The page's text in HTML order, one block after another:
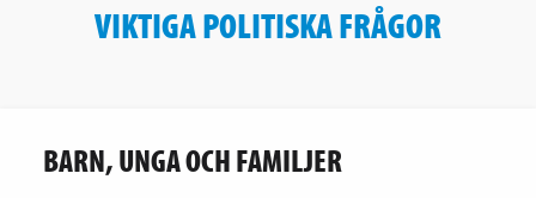
VIKTIGA POLITISKA FRÅGOR
BARN, UNGA OCH FAMILJER